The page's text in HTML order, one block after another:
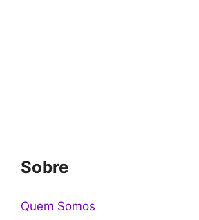
Sobre
Quem Somos